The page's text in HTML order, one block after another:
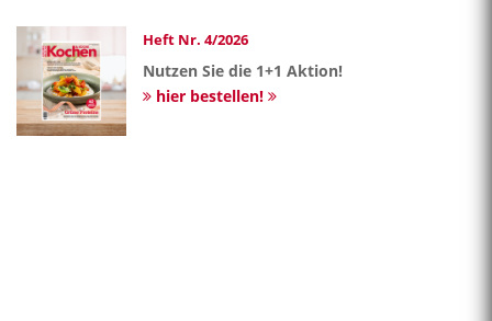
Heft Nr. 4/2026
Nutzen Sie die 1+1 Aktion!
hier bestellen!